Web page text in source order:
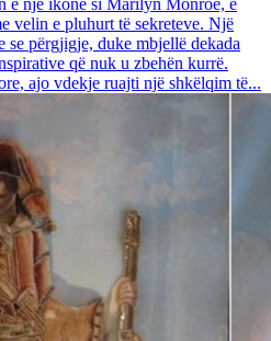
e një ikonë si Marilyn Monroe, e
velin e pluhurt të sekreteve. Një
se përgjigje, duke mbjellë dekada
që nuk u zbehën kurrë.
ajo vdekje ruajti një shkëlqim të...